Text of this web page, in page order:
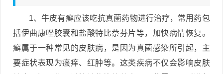
1、牛皮有癣应该吃抗真菌药物进行治疗，常用药包
括伊曲康唑胶囊和盐酸特比萘芬片等，加快病情恢复。
癣属于一种常见的皮肤病，是因为真菌感染所引起，主
要症状表现为瘙痒、红肿等。这类疾病不仅会影响皮肤